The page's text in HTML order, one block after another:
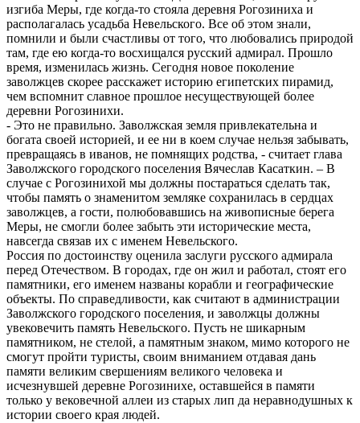
изгиба Меры, где когда-то стояла деревня Рогозиниха и
располагалась усадьба Невельского. Все об этом знали,
помнили и были счастливы от того, что любовались природой
там, где ею когда-то восхищался русский адмирал. Прошло
время, изменилась жизнь. Сегодня новое поколение
заволжцев скорее расскажет историю египетских пирамид,
чем вспомнит славное прошлое несуществующей более
деревни Рогозинихи.
- Это не правильно. Заволжская земля привлекательна и
богата своей историей, и ее ни в коем случае нельзя забывать,
превращаясь в иванов, не помнящих родства, - считает глава
Заволжского городского поселения Вячеслав Касаткин. – В
случае с Рогозинихой мы должны постараться сделать так,
чтобы память о знаменитом земляке сохранилась в сердцах
заволжцев, а гости, полюбовавшись на живописные берега
Меры, не смогли более забыть эти исторические места,
навсегда связав их с именем Невельского.
Россия по достоинству оценила заслуги русского адмирала
перед Отечеством. В городах, где он жил и работал, стоят его
памятники, его именем названы корабли и географические
объекты. По справедливости, как считают в администрации
Заволжского городского поселения, и заволжцы должны
увековечить память Невельского. Пусть не шикарным
памятником, не стелой, а памятным знаком, мимо которого не
смогут пройти туристы, своим вниманием отдавая дань
памяти великим свершениям великого человека и
исчезнувшей деревне Рогозинихе, оставшейся в памяти
только у вековечной аллеи из старых лип да неравнодушных к
истории своего края людей.